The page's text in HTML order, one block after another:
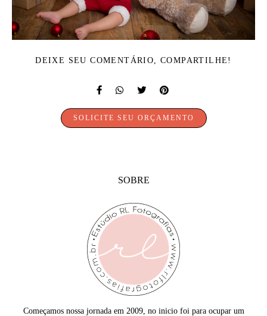
DEIXE SEU COMENTÁRIO, COMPARTILHE!
SOLICITE SEU ORÇAMENTO
SOBRE
Começamos nossa jornada em 2009, no inicio foi para ocupar um